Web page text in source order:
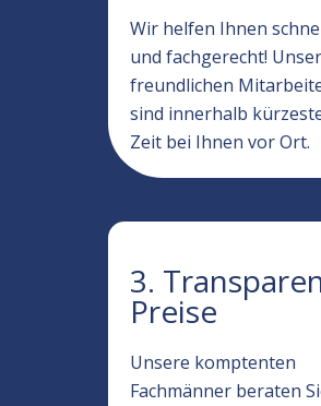
Wir helfen Ihnen
und fachgerecht!
freundlichen
sind innerhalb
Zeit bei Ihnen vor Ort.
3.
Preise
Unsere komptenten
Fachmänner beraten